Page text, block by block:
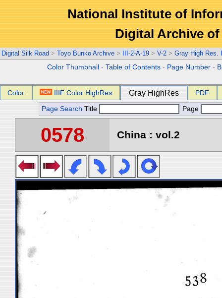
National Institute of
Digital Archive
Digital Silk Road > Toyo Bunko Archive > III-2-A-19 > V-2 > Gray High Res.
Color Thumbnail -Table of Contents - Page Number -
Color IIIF Color HighRes Gray HighRes PDF
Page Search Title Page
0578 China : vol.2